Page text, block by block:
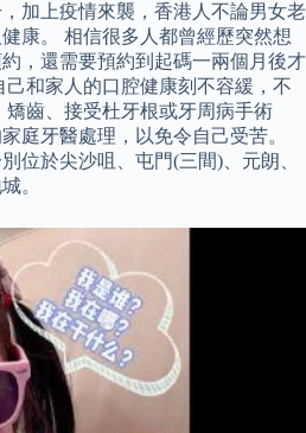
加上疫情來襲，香港人不論男女老
康。 相信很多人都曾經歷突然想
，還需要預約到起碼一兩個月後才
和家人的口腔健康刻不容緩，不
齒、接受杜牙根或牙周病手術
庭牙醫處理，以免令自己受苦。
位於尖沙咀、屯門(三間)、元朗、
。